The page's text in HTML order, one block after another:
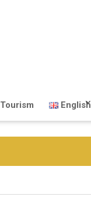
Tourism English